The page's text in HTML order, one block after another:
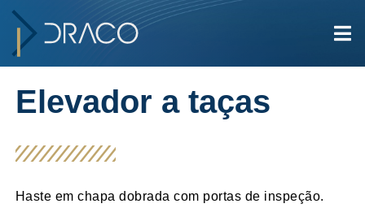
Elevador a taças
Haste em chapa dobrada com portas de inspeção.